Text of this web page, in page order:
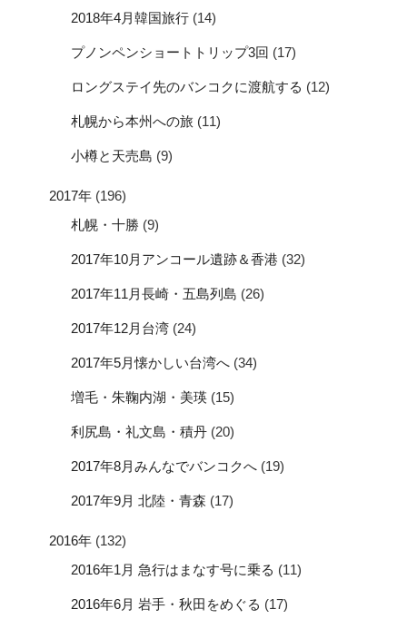
2018年4月韓国旅行 (14)
プノンペンショートトリップ3回 (17)
ロングステイ先のバンコクに渡航する (12)
札幌から本州への旅 (11)
小樽と天売島 (9)
2017年 (196)
札幌・十勝 (9)
2017年10月アンコール遺跡＆香港 (32)
2017年11月長崎・五島列島 (26)
2017年12月台湾 (24)
2017年5月懐かしい台湾へ (34)
増毛・朱鞠内湖・美瑛 (15)
利尻島・礼文島・積丹 (20)
2017年8月みんなでバンコクへ (19)
2017年9月 北陸・青森 (17)
2016年 (132)
2016年1月 急行はまなす号に乗る (11)
2016年6月 岩手・秋田をめぐる (17)